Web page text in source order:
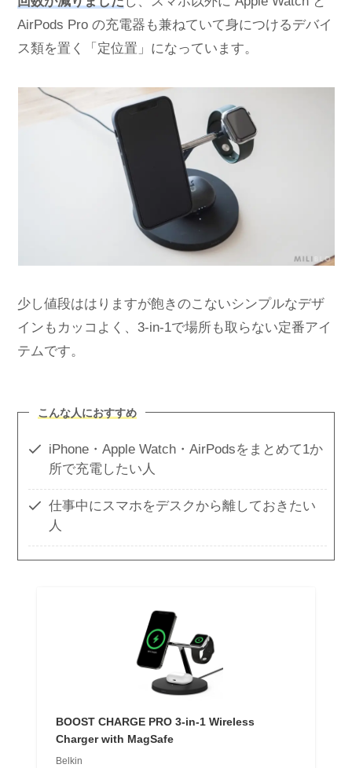
AirPods Pro の充電器も兼ねていて身につけるデバイ
ス類を置く「定位置」になっています。
少し値段ははりますが飽きのこないシンプルなデザ
インもカッコよく、3-in-1で場所も取らない定番アイ
テムです。
こんな人におすすめ
iPhone・Apple Watch・AirPodsをまとめて1か
所で充電したい人
仕事中にスマホをデスクから離しておきたい
人
BOOST CHARGE PRO 3-in-1 Wireless
Charger with MagSafe
Belkin